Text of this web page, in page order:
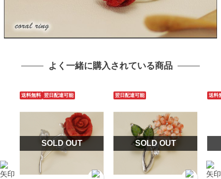
よく一緒に購入されている商品
送料無料 翌日配達可能
SOLD OUT
翌日配達可能
SOLD OUT
送料